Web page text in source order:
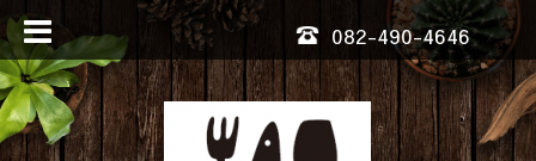
082-490-4646